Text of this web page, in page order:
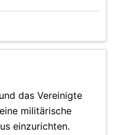
das Vereinigte
militärische
einzurichten.